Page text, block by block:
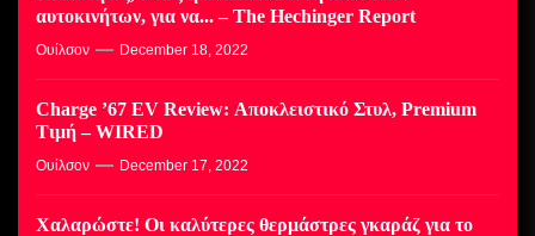
αυτοκινήτων, για να... – The Hechinger Report
Ουίλσον December 18, 2022
Charge ’67 EV Review: Αποκλειστικό Στυλ, Premium
Τιμή – WIRED
Ουίλσον December 17, 2022
Χαλαρώστε! Οι καλύτερες θερμάστρες γκαράζ για το